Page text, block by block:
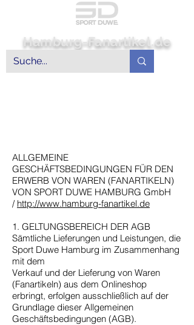
Hamburg-Fanartikel.de
ALLGEMEINE
GESCHÄFTSBEDINGUNGEN FÜR DEN
ERWERB VON WAREN (FANARTIKELN)
VON SPORT DUWE HAMBURG GmbH
/ http://www.hamburg-fanartikel.de
1. GELTUNGSBEREICH DER AGB
Sämtliche Lieferungen und Leistungen, die
Sport Duwe Hamburg im Zusammenhang
mit dem
Verkauf und der Lieferung von Waren
(Fanartikeln) aus dem Onlineshop
erbringt, erfolgen ausschließlich auf der
Grundlage dieser Allgemeinen
Geschäftsbedingungen (AGB).